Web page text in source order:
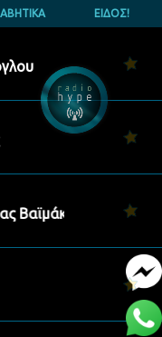
ΕΙΔΟΣ!
Βαϊμάκης